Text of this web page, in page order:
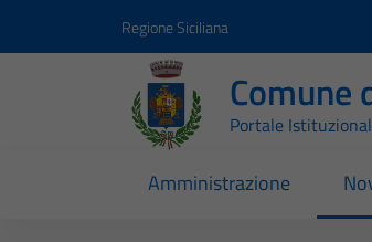
Regione Siciliana
Comune
Portale
Amministrazione